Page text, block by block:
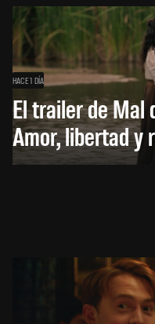
HACE 1 DÍA
El trailer de Mal
Amor, libertad y